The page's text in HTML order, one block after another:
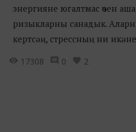
энергияне югалтмас өчен
ризыкларны санадык.
кертсәң, стрессның ни
17308
0 2